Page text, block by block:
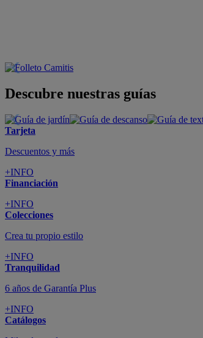
Descubre nuestras guías
Tarjeta
Descuentos y más
+INFO
Financiación
+INFO
Colecciones
Crea tu propio estilo
+INFO
Tranquilidad
6 años de Garantía Plus
+INFO
Catálogos